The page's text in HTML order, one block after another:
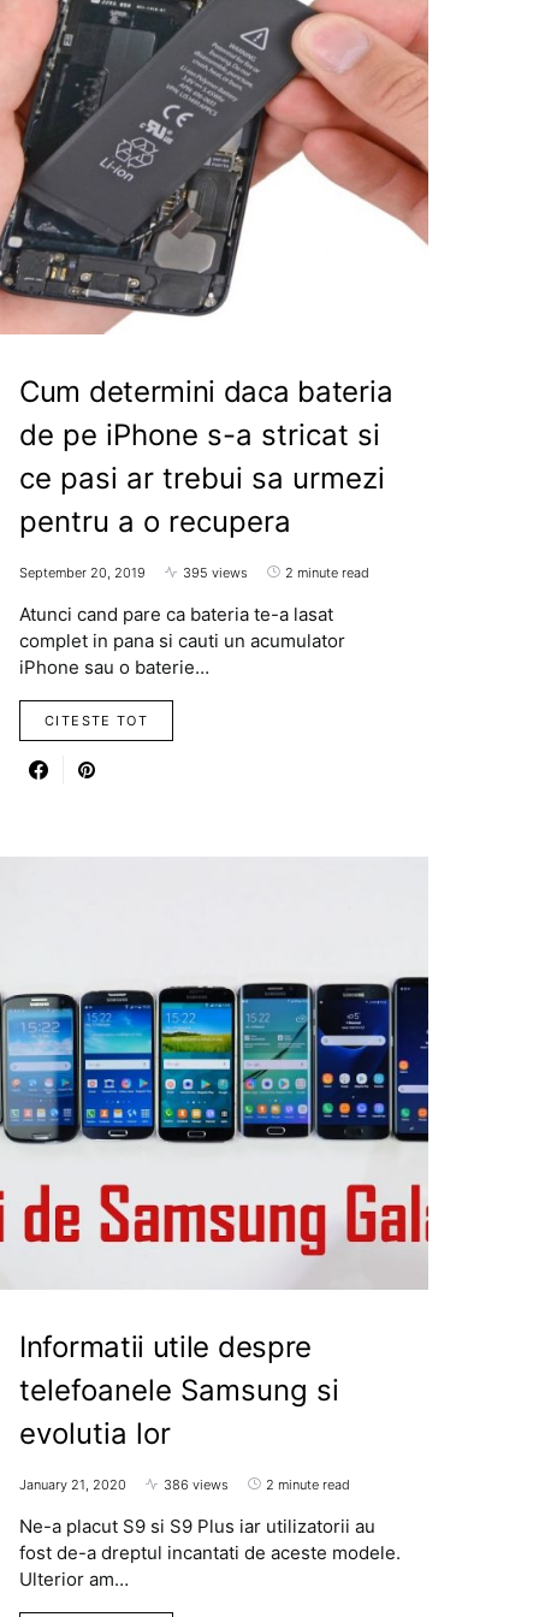
Cum determini daca bateria
de pe iPhone s-a stricat si
ce pasi ar trebui sa urmezi
pentru a o recupera
September 20, 2019 395 views 2 minute read
Atunci cand pare ca bateria te-a lasat
complet in pana si cauti un acumulator
iPhone sau o baterie…
CITESTE TOT
Informatii utile despre
telefoanele Samsung si
evolutia lor
January 21, 2020 386 views 2 minute read
Ne-a placut S9 si S9 Plus iar utilizatorii au
fost de-a dreptul incantati de aceste modele.
Ulterior am…